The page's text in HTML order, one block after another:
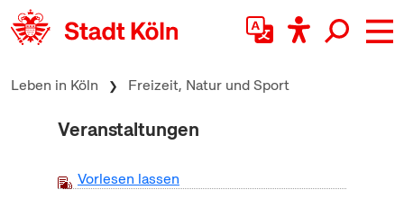
zum Inhalt springen
Leben in Köln Freizeit, Natur und Sport
Veranstaltungen
Vorlesen lassen